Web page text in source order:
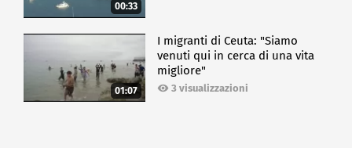
00:33
01:07
I migranti di Ceuta: "Siamo
venuti qui in cerca di una vita
migliore"
3 visualizzazioni